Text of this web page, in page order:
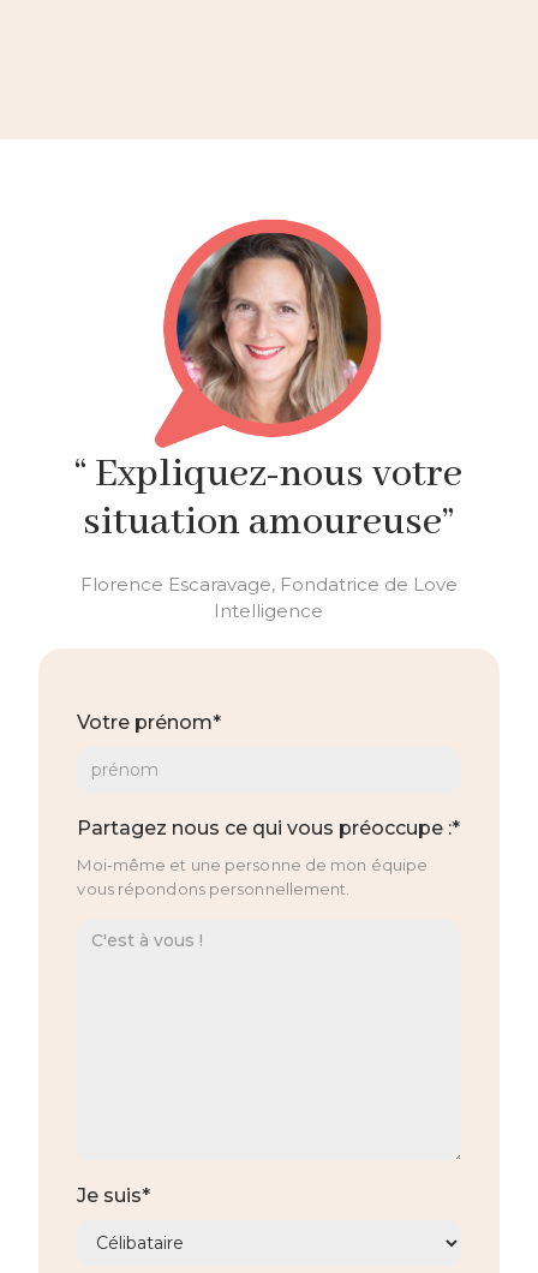
“ Expliquez-nous votre
situation amoureuse”
Florence Escaravage, Fondatrice de Love
Intelligence
Votre prénom*
Partagez nous ce qui vous préoccupe :*
Moi-même et une personne de mon équipe
vous répondons personnellement.
Je suis*